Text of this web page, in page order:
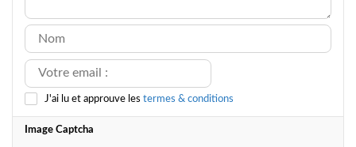
J'ai lu et approuve les termes & conditions
Image Captcha